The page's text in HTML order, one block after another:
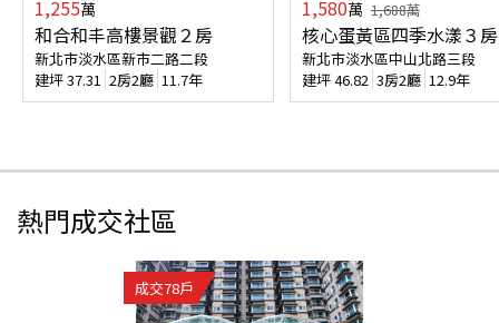
1,255萬
和合和丰高樓景觀２房
新北市淡水區新市二路二段
建坪37.31 2房2廳 11.7年
1,580萬 1,688萬
核心蛋黃區四季水漾３房
新北市淡水區中山北路三段
建坪46.82 3房2廳 12.9年
熱門成交社區
成交78戶